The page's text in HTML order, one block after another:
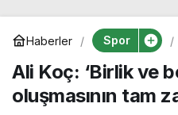
Haberler Spor
Ali Koç: ‘Birlik ve
oluşmasının tam